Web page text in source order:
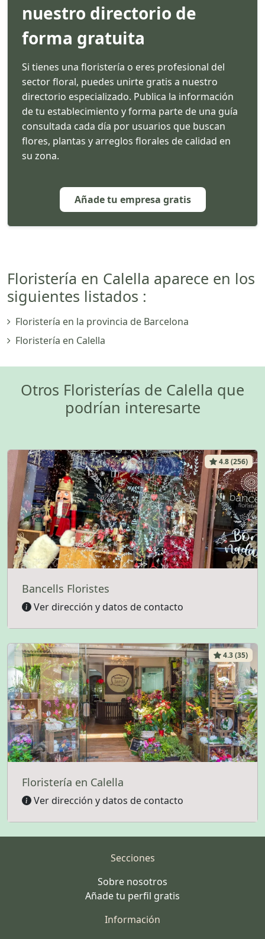
nuestro directorio de
forma gratuita
Si tienes una floristería o eres profesional del
sector floral, puedes unirte gratis a nuestro
directorio especializado. Publica la información
de tu establecimiento y forma parte de una guía
consultada cada día por usuarios que buscan
flores, plantas y arreglos florales de calidad en
su zona.
Añade tu empresa gratis
Floristería en Calella aparece en los
siguientes listados :
Floristería en la provincia de Barcelona
Floristería en Calella
Otros Floristerías de Calella que
podrían interesarte
4.8 (256)
Bancells Floristes
Ver dirección y datos de contacto
4.3 (35)
Floristería en Calella
Ver dirección y datos de contacto
Secciones
Sobre nosotros
Añade tu perfil gratis
Información